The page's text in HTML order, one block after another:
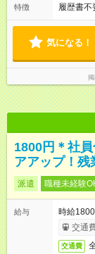
特徴 履歴書不
気になる！
1800円＊社
アアップ！残
派遣 職種未経験
給与
時給
交通
交通費